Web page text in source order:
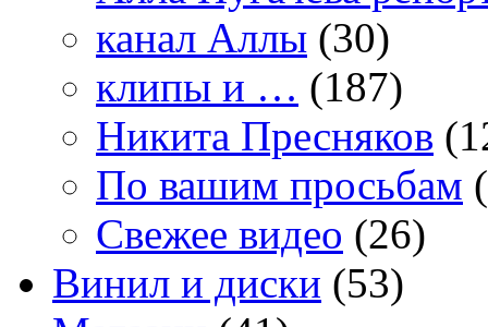
канал Аллы (30)
клипы и … (187)
Никита Пресняков
По вашим просьбам
Свежее видео (26)
Винил и диски (53)